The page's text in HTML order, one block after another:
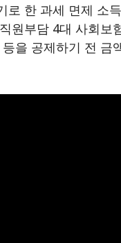
로 한 과세 면제 소
원부담 4대 사회보
을 공제하기 전 금